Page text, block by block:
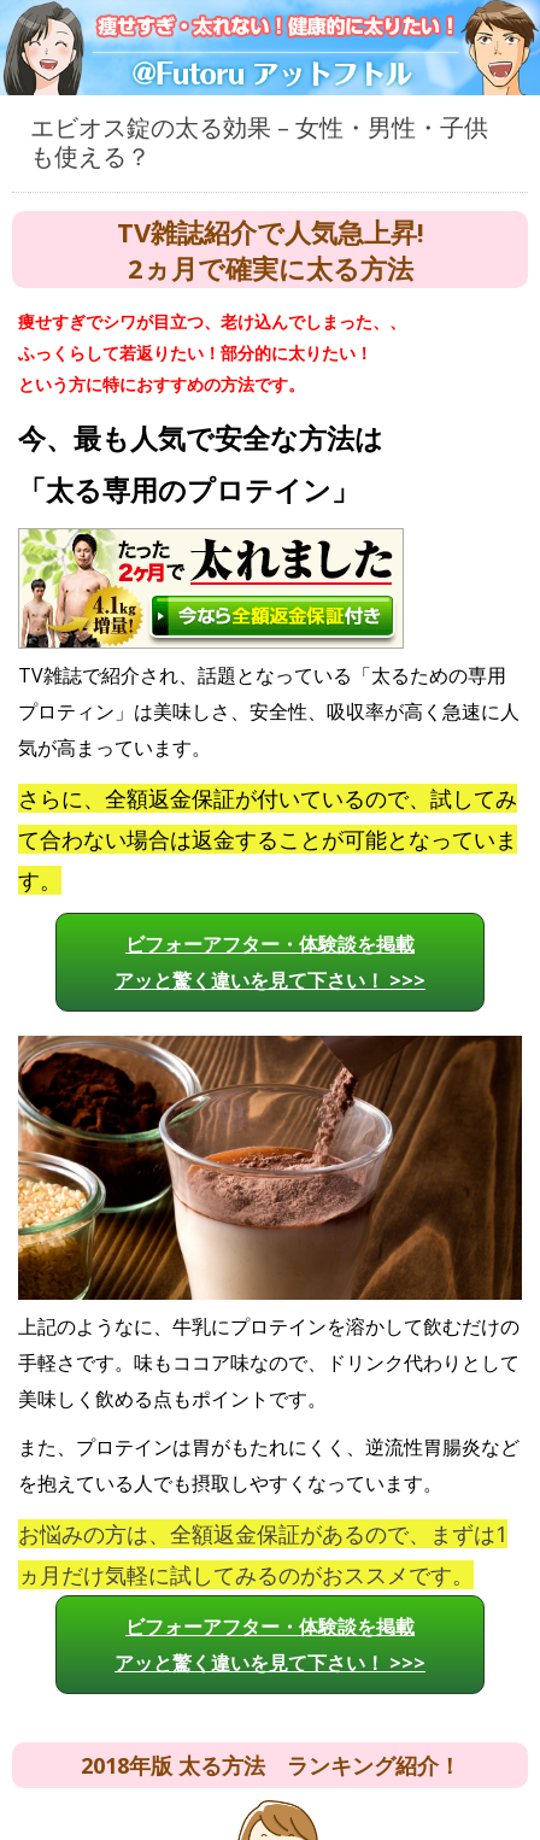
エビオス錠の太る効果 – 女性・男性・子供
も使える？
TV雑誌紹介で人気急上昇!
2ヵ月で確実に太る方法
痩せすぎでシワが目立つ、老け込んでしまった、、
ふっくらして若返りたい！部分的に太りたい！
という方に特におすすめの方法です。
今、最も人気で安全な方法は
「太る専用のプロテイン」
TV雑誌で紹介され、話題となっている「太るための専用
プロティン」は美味しさ、安全性、吸収率が高く急速に人
気が高まっています。
さらに、全額返金保証が付いているので、試してみ
て合わない場合は返金することが可能となっていま
す。
ビフォーアフター・体験談を掲載
アッと驚く違いを見て下さい！ >>>
上記のようなに、牛乳にプロテインを溶かして飲むだけの
手軽さです。味もココア味なので、ドリンク代わりとして
美味しく飲める点もポイントです。
また、プロテインは胃がもたれにくく、逆流性胃腸炎など
を抱えている人でも摂取しやすくなっています。
お悩みの方は、全額返金保証があるので、まずは1
ヵ月だけ気軽に試してみるのがおススメです。
ビフォーアフター・体験談を掲載
アッと驚く違いを見て下さい！ >>>
2018年版 太る方法 ランキング紹介！